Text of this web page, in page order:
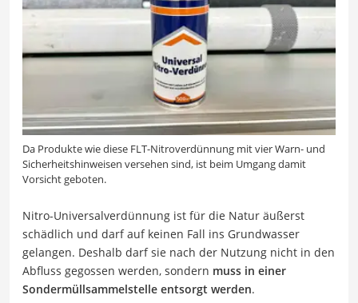
Da Produkte wie diese FLT-Nitroverdünnung mit vier Warn- und
Sicherheitshinweisen versehen sind, ist beim Umgang damit
Vorsicht geboten.
Nitro-Universalverdünnung ist für die Natur äußerst
schädlich und darf auf keinen Fall ins Grundwasser
gelangen. Deshalb darf sie nach der Nutzung nicht in den
Abfluss gegossen werden, sondern muss in einer
Sondermüllsammelstelle entsorgt werden.